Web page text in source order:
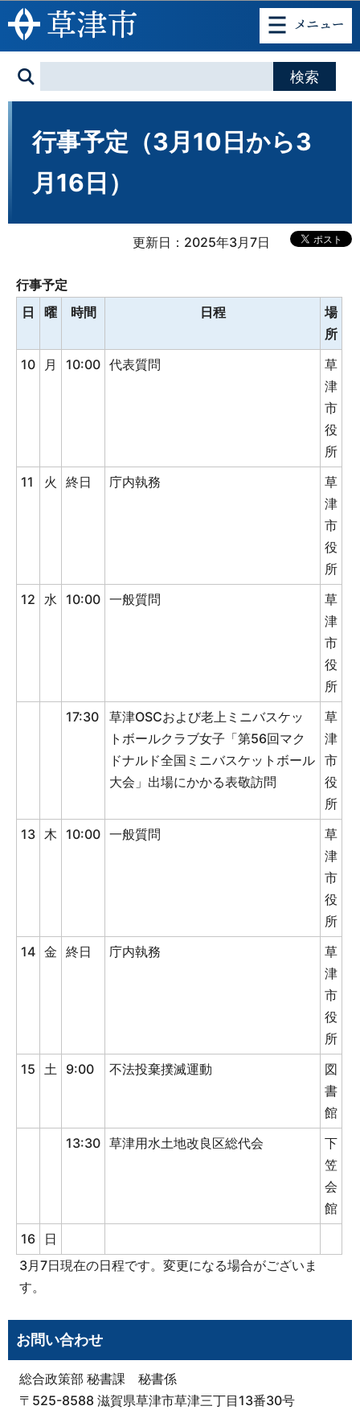
このページの本文へ移動
行事予定（3月10日から3
月16日）
更新日：2025年3月7日
行事予定
日
曜 時間 日程
場
所
10
月 10:00 代表質問
草
津
市
役
所
11
火 終日 庁内執務
草
津
市
役
所
12
水 10:00 一般質問
草
津
市
役
所
17:30
草津OSCおよび老上ミニバスケッ
トボールクラブ女子「第56回マク
ドナルド全国ミニバスケットボール
大会」出場にかかる表敬訪問
草
津
市
役
所
13 木 10:00 一般質問
草
津
市
役
所
14 金 終日 庁内執務
草
津
市
役
所
15
土 9:00 不法投棄撲滅運動
図
書
館
13:30 草津用水土地改良区総代会
下
笠
会
館
16
日
3月7日現在の日程です。変更になる場合がございま
す。
お問い合わせ
総合政策部 秘書課 秘書係
〒525-8588 滋賀県草津市草津三丁目13番30号